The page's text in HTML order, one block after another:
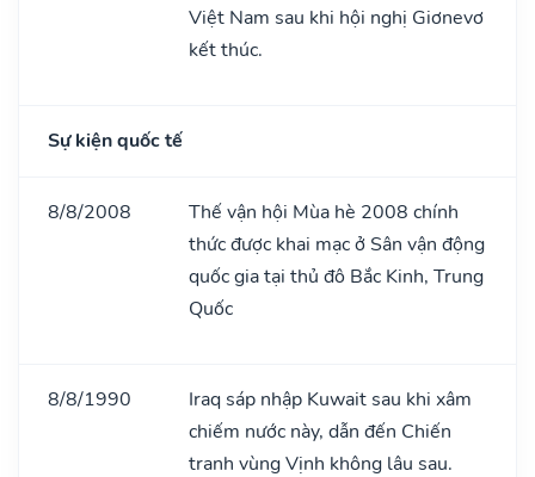
Việt Nam sau khi hội nghị Giơnevơ
kết thúc.
Sự kiện quốc tế
8/8/2008
Thế vận hội Mùa hè 2008 chính
thức được khai mạc ở Sân vận động
quốc gia tại thủ đô Bắc Kinh, Trung
Quốc
8/8/1990
Iraq sáp nhập Kuwait sau khi xâm
chiếm nước này, dẫn đến Chiến
tranh vùng Vịnh không lâu sau.